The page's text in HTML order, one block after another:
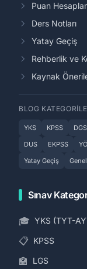
Puan
Ders Notları
Yatay Geçiş
Rehberlik ve
Kaynak
BLOG
YKS KPSS DGS
DUS
EKPSS
Yatay Geçiş
Genel
Sınav
🎓 YKS (TYT-
📋 KPSS
🏫 LGS